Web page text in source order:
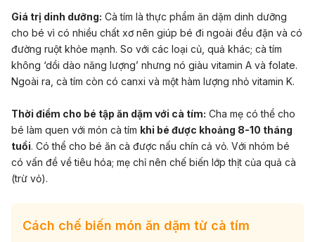
Giá trị dinh dưỡng: Cà tím là thực phẩm ăn dặm dinh dưỡng
cho bé vì có nhiều chất xơ nên giúp bé đi ngoài đều đặn và có
đường ruột khỏe mạnh. So với các loại củ, quả khác; cà tím
không ‘dồi dào năng lượng’ nhưng nó giàu vitamin A và folate.
Ngoài ra, cà tím còn có canxi và một hàm lượng nhỏ vitamin K.
Thời điểm cho bé tập ăn dặm với cà tím: Cha mẹ có thể cho
bé làm quen với món cà tím khi bé được khoảng 8-10 tháng
tuổi. Có thể cho bé ăn cà được nấu chín cả vỏ. Với nhóm bé
có vấn đề về tiêu hóa; mẹ chỉ nên chế biến lớp thịt của quả cà
(trừ vỏ).
Cách chế biến món ăn dặm từ cà tím